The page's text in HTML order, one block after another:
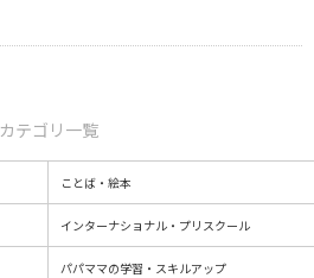
カテゴリ一覧
ことば・絵本
インターナショナル・プリスクール
パパママの学習・スキルアップ